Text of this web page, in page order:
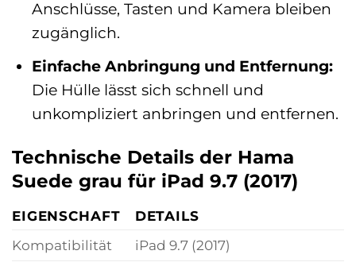
Anschlüsse, Tasten und Kamera bleiben
zugänglich.
Einfache Anbringung und Entfernung:
Die Hülle lässt sich schnell und
unkompliziert anbringen und entfernen.
Technische Details der Hama
Suede grau für iPad 9.7 (2017)
EIGENSCHAFT
DETAILS
Kompatibilität
iPad 9.7 (2017)